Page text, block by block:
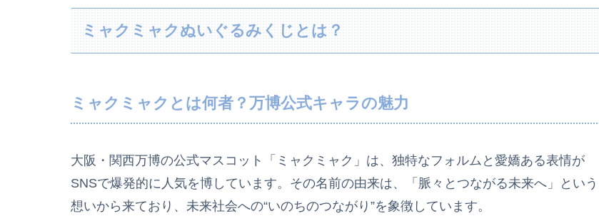
ミャクミャクぬいぐるみくじとは？
ミャクミャクとは何者？万博公式キャラの魅力
大阪・関西万博の公式マスコット「ミャクミャク」は、独特なフォルムと愛嬌ある表情が
SNSで爆発的に人気を博しています。その名前の由来は、「脈々とつながる未来へ」という
想いから来ており、未来社会への“いのちのつながり”を象徴しています。